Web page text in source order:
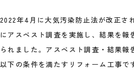
2022年4月に大気汚染防止法が改正さ
にアスベスト調査を実施し、結果を報
られました。アスベスト調査・結果報
以下の条件を満たすリフォーム工事で